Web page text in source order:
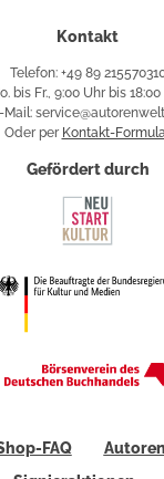
Kontakt
Telefon: +49 89
bis Fr., 9:00 Uhr bis
Mail:
Oder per Kontakt-
Gefördert durch
FAQ